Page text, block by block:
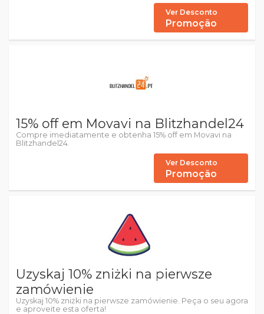
Ver Desconto
Promoção
15% off em Movavi na Blitzhandel24
Compre imediatamente e obtenha 15% off em Movavi na
Blitzhandel24.
Ver Desconto
Promoção
Uzyskaj 10% zniżki na pierwsze
zamówienie
Uzyskaj 10% zniżki na pierwsze zamówienie. Peça o seu agora
e aproveite esta oferta!